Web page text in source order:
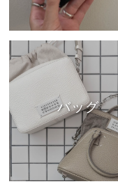
バッグ